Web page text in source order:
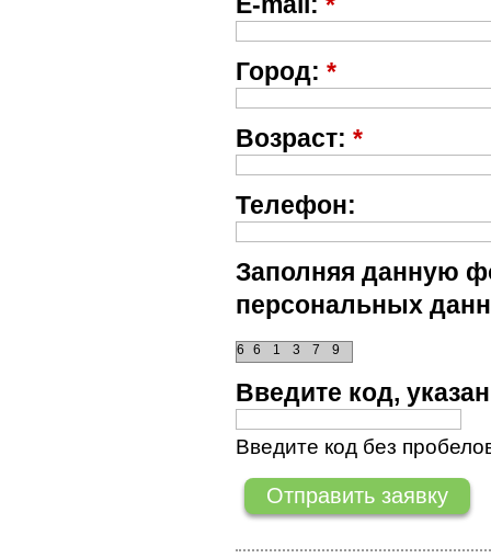
Город: *
Возраст: *
Телефон:
Заполняя данную
персональных
6 3
1
6 9
7
Введите код,
Введите код без